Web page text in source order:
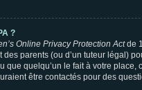
?
Online Privacy Protection Actde
des parents (ou d’un tuteur légal)
que quelqu’un le fait à votre
être contactés pour des